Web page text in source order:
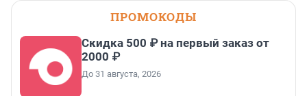
ПРОМОКОДЫ
Скидка 500 ₽ на первый заказ от
2000 ₽
До 31 августа, 2026